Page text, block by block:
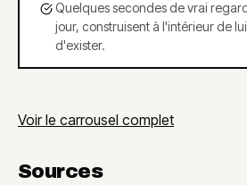
Quelques secondes de vrai
jour, construisent à l'intérieur de
d'exister.
Voir le carrousel complet
Sources